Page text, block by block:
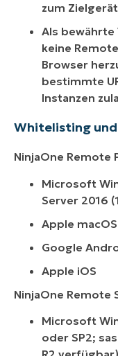
zum
Als
keine
Browser
bestimmte
Instanzen
Whitelisting
NinjaOne
Microsoft
Server 2016
Apple
Google
Apple iOS
NinjaOne
Microsoft
oder SP2;